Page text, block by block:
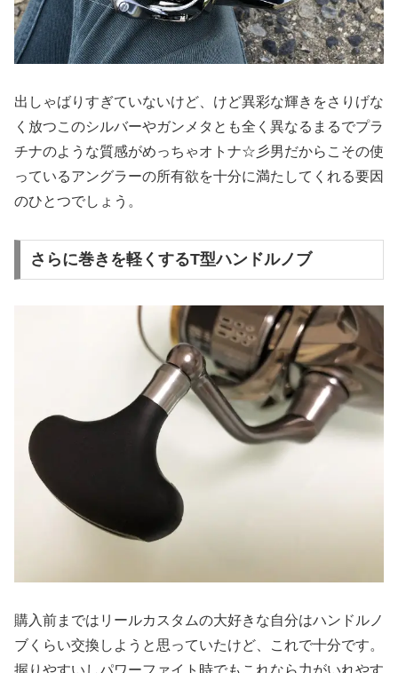
出しゃばりすぎていないけど、けど異彩な輝きをさりげな
く放つこのシルバーやガンメタとも全く異なるまるでプラ
チナのような質感がめっちゃオトナ☆彡男だからこその使
っているアングラーの所有欲を十分に満たしてくれる要因
のひとつでしょう。
さらに巻きを軽くするT型ハンドルノブ
購入前まではリールカスタムの大好きな自分はハンドルノ
ブくらい交換しようと思っていたけど、これで十分です。